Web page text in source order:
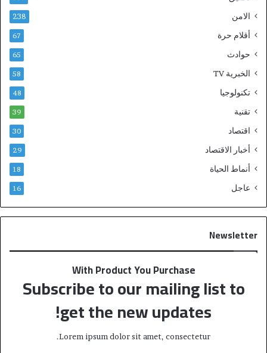
الامن 238
أقلام حرة 67
حوادث 65
الخبرية TV 58
تكنولوجيا 48
تقنية 39
اقتصاد 30
أخبار الاقتصاد 29
أنماط الحياة 18
عاجل 16
Newsletter
With Product You Purchase
Subscribe to our mailing list to
get the new updates!
Lorem ipsum dolor sit amet, consectetur.